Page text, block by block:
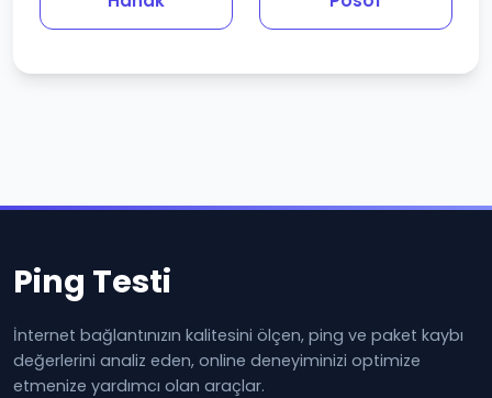
Ping Testi
İnternet bağlantınızın kalitesini ölçen, ping ve paket kaybı
değerlerini analiz eden, online deneyiminizi optimize
etmenize yardımcı olan araçlar.